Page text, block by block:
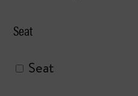
Seat
Seat